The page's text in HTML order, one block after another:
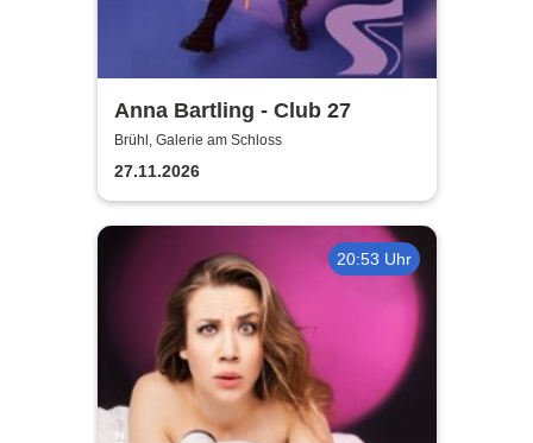
Anna Bartling - Club 27
Brühl, Galerie am Schloss
27.11.2026
20:53 Uhr